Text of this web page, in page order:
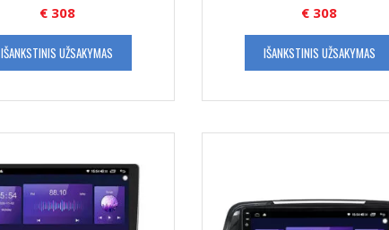
€308
IŠANKSTINIS UŽSAKYMAS
€ 308
IŠANKSTINIS UŽSAKYMAS